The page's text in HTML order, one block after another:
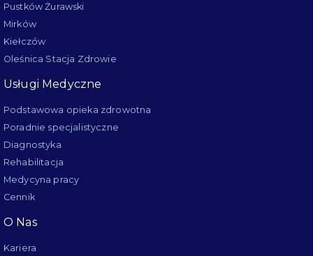
Pustków Żurawski
Mirków
Kiełczów
Oleśnica Stacja Zdrowie
Usługi Medyczne
Podstawowa opieka zdrowotna
Poradnie specjalistyczne
Diagnostyka
Rehabilitacja
Medycyna pracy
Cennik
O Nas
Kariera